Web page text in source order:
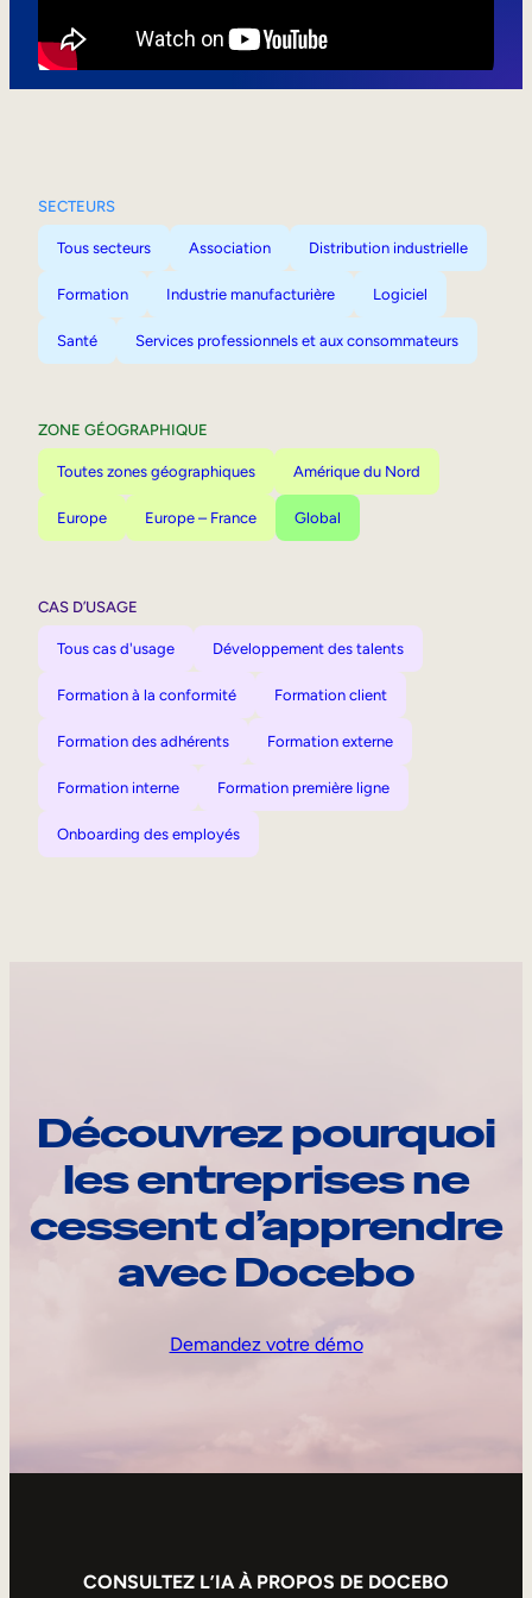
SECTEURS
Tous secteurs Association Distribution industrielle
Formation Industrie manufacturière Logiciel
Santé Services professionnels et aux consommateurs
ZONE GÉOGRAPHIQUE
Toutes zones géographiques Amérique du Nord
Europe Europe – France Global
CAS D’USAGE
Tous cas d'usage Développement des talents
Formation à la conformité Formation client
Formation des adhérents Formation externe
Formation interne Formation première ligne
Onboarding des employés
Découvrez pourquoi
les entreprises ne
cessent d’apprendre
avec Docebo
Demandez votre démo
CONSULTEZ L’IA À PROPOS DE DOCEBO